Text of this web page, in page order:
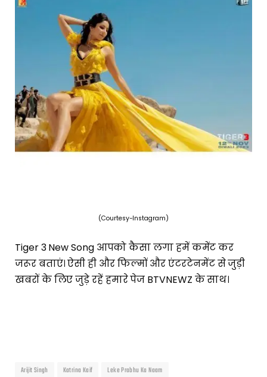
(Courtesy-Instagram)
Tiger 3 New Song आपको कैसा लगा हमें कमेंट कर
जरूर बताएं। ऐसी ही और फिल्मों और एंटरटेनमेंट से जुड़ी
खबरों के लिए जुड़े रहें हमारे पेज BTVNEWZ के साथ।
Arijit Singh Katrina Kaif
Leke Prabhu Ka Naam